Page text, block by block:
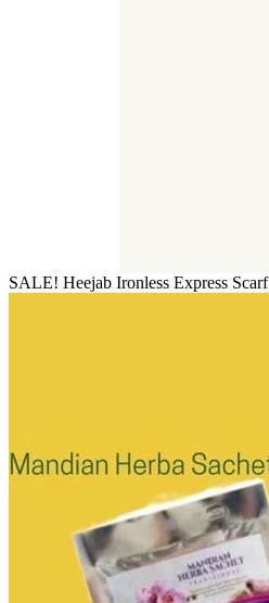
SALE! Heejab Ironless Express Scarf